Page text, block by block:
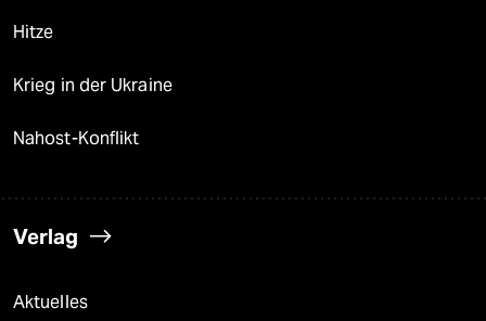
Hitze
Krieg in der Ukraine
Nahost-Konflikt
Verlag
Aktuelles